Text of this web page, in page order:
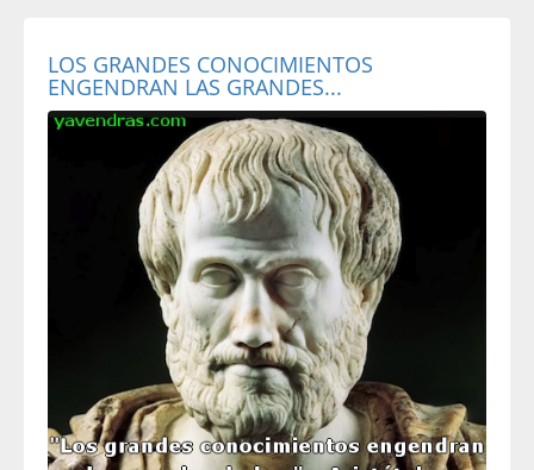
LOS GRANDES CONOCIMIENTOS
ENGENDRAN LAS GRANDES...